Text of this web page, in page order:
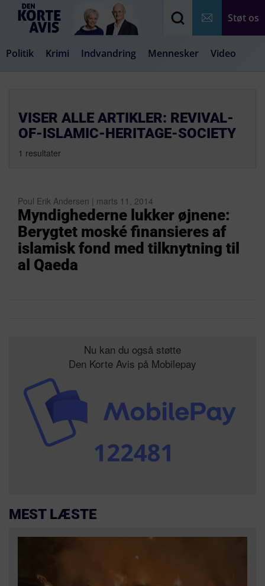
Støt os
Politik Krimi Indvandring Mennesker Video
VISER ALLE ARTIKLER: REVIVAL-
OF-ISLAMIC-HERITAGE-SOCIETY
1 resultater
Poul Erik Andersen | marts 11, 2014
Myndighederne lukker øjnene:
Berygtet moské finansieres af
islamisk fond med tilknytning til
al Qaeda
Nu kan du også støtte
Den Korte Avis på Mobilepay
MEST LÆSTE